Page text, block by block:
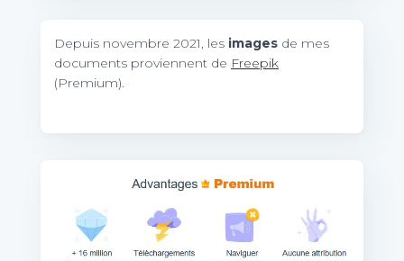
Depuis novembre 2021, les images de mes
documents proviennent de Freepik
(Premium).